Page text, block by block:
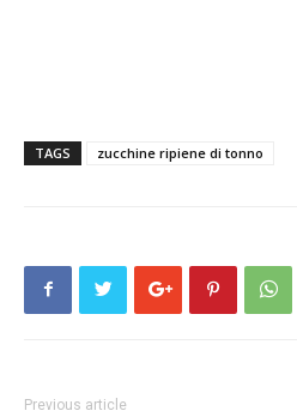
TAGS zucchine ripiene di tonno
Previous article